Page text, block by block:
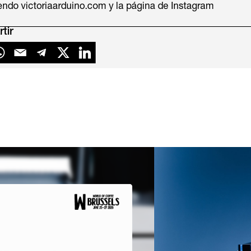
victoriaarduino.com y la página de Instagram